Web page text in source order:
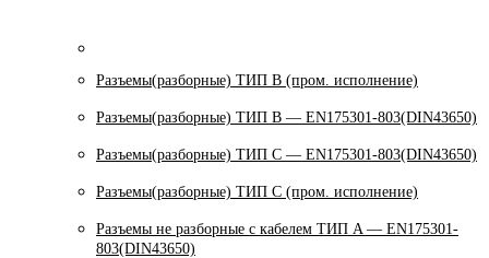
Разъемы(разборные) ТИП В (пром. исполнение)
Разъемы(разборные) ТИП B — EN175301-803(DIN43650)
Разъемы(разборные) ТИП C — EN175301-803(DIN43650)
Разъемы(разборные) ТИП С (пром. исполнение)
Разъемы не разборные с кабелем ТИП A — EN175301-
803(DIN43650)